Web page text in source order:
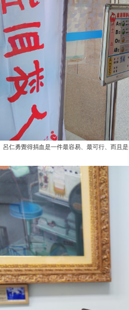
呂仁勇覺得捐血是一件最容易、最可行、而且